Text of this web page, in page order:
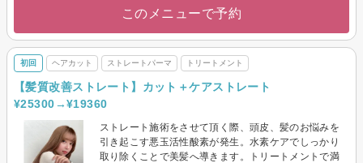
このメニューで予約
初回 ヘアカット ストレートパーマ トリートメント
【髪質改善ストレート】カット＋ケアストレート
¥25300→¥19360
ストレート施術をさせて頂く際、頭皮、髪のお悩みを
引き起こす悪玉活性酸素が発生。水素ケアでしっかり
取り除くことで美髪へ導きます。トリートメントで満